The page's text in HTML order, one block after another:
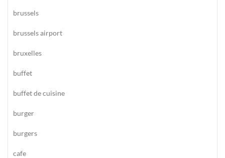
brussels
brussels airport
bruxelles
buffet
buffet de cuisine
burger
burgers
cafe